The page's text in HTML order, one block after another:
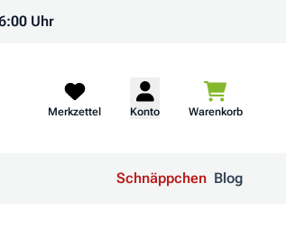
Uhr
Merkzettel Konto Warenkorb
Schnäppchen Blog